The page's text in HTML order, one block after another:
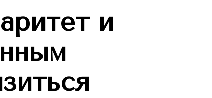
и